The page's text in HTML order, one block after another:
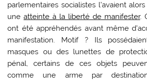
parlementaires socialistes l’avaient
uneatteinte à la liberté de manifester.
ont été appréhendés avant même
manifestation. Motif ? Ils
masques ou des lunettes de
pénal, certains de ces objets
comme une arme par